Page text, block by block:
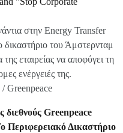
στην Energy Transfer
του Άμστερνταμ
εταιρείας να αποφύγει τη
ενέργειές της.
Greenpeace
Greenpeace
Περιφερειακό Δικαστήριο